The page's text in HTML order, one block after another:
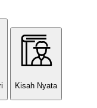
Kisah Nyata